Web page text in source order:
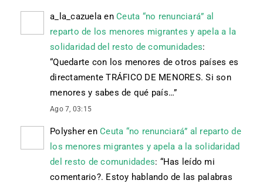
a_la_cazuela en Ceuta “no renunciará” al
reparto de los menores migrantes y apela a la
solidaridad del resto de comunidades:
“Quedarte con los menores de otros países es
directamente TRÁFICO DE MENORES. Si son
menores y sabes de qué país…”
Ago 7, 03:15
Polysher en Ceuta “no renunciará” al reparto de
los menores migrantes y apela a la solidaridad
del resto de comunidades: “Has leído mi
comentario?. Estoy hablando de las palabras